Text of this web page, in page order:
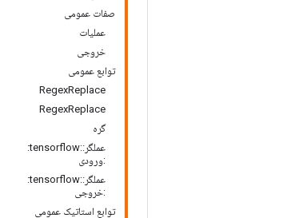
صفات عمومی
عملیات
خروجی
توابع عمومی
RegexReplace
RegexReplace
گره
عملگر::tensorflow:
:ورودی
عملگر::tensorflow:
:خروجی
توابع استاتیک عمومی